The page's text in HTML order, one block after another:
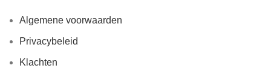
Algemene voorwaarden
Privacybeleid
Klachten